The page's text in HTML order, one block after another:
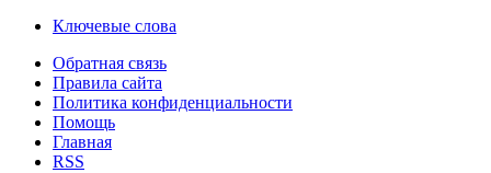
Ключевые слова
Обратная связь
Правила сайта
Политика конфиденциальности
Помощь
Главная
RSS